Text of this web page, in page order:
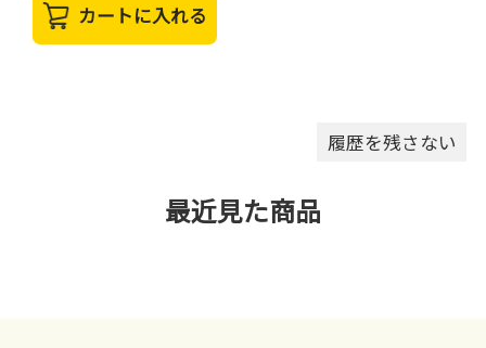
カートに入れる
履歴を残さない
最近見た商品